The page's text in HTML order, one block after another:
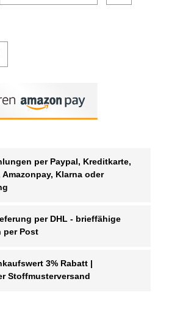
per Paypal, Kreditkarte,
Klarna oder
per DHL - brieffähige
per Post
3% Rabatt |
Stoffmusterversand